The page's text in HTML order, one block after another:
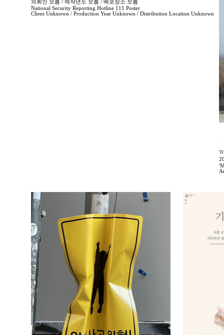
의뢰인 모름 / 제작년도 모름 / 배포장소 모름
National Security Reporting Hotline 111 Poster
Client Unknown / Production Year Unknown / Distribution Location Unknown
'